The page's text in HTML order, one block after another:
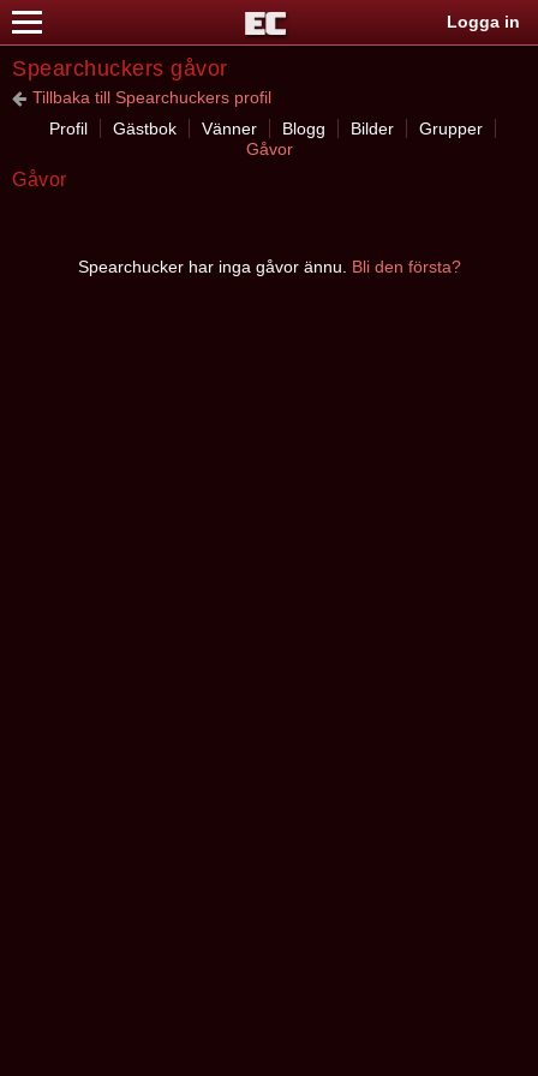
Logga in
Spearchuckers gåvor
Tillbaka till Spearchuckers profil
Profil
Gästbok Vänner Blogg Bilder
Grupper
Gåvor
Gåvor
Spearchucker har inga gåvor ännu. Bli den första?